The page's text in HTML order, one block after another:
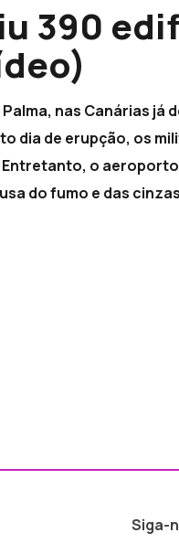
390
nas Canárias
dia de erupção, os
o
do fumo e das
Siga-